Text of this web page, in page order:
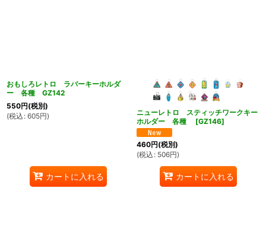
おもしろレトロ ラバーキーホルダ
ー 各種 GZ142
550円(税別)
(税込 : 605円)
カートに入れる
ニューレトロ スティッチワークキー
ホルダー 各種
[GZ146]
460円(税別)
(税込 : 506円)
カートに入れる
堂